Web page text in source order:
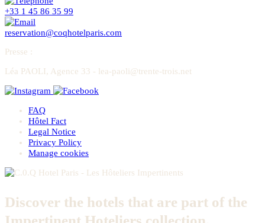
+33 1 45 86 35 99
reservation@coqhotelparis.com
Presse :
Léa PAOLI, Agence 33 - lea-paoli@trente-trois.net
FAQ
Hôtel Fact
Legal Notice
Privacy Policy
Manage cookies
Discover the hotels that are part of the